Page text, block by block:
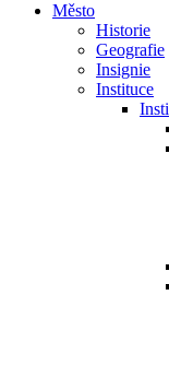
Město
Historie
Geografie
Insignie
Instituce